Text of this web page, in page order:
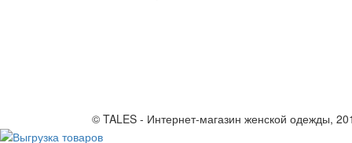
© TALES - Интернет-магазин женской одежды,